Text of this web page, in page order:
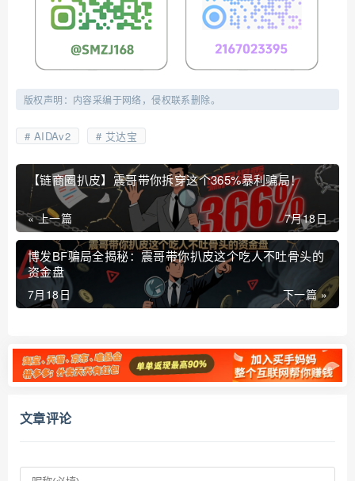
版权声明：内容采编于网络，侵权联系删除。
AIDAv2 艾达宝
【链商圈扒皮】震哥带你拆穿这个365%暴利骗局！
« 上一篇 7月18日
博发BF骗局全揭秘：震哥带你扒皮这个吃人不吐骨头的
资金盘
下一篇 »
7月18日
文章评论